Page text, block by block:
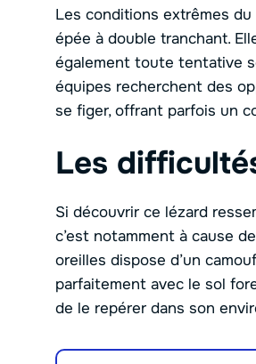
Les conditions extrêmes
épée à double tranchant.
également toute tentative
équipes recherchent des
se figer, offrant parfois un
Les
Si découvrir ce lézard
c’est notamment à cause
oreilles dispose d’un
parfaitement avec le sol
de le repérer dans son